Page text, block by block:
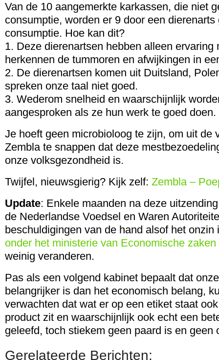
Van de 10 aangemerkte karkassen, die niet
consumptie, worden er 9 door een
consumptie. Hoe kan dit?
1. Deze dierenartsen hebben alleen ervaring
herkennen de tummoren en afwijkingen in
2. De dierenartsen komen uit Duitsland,
spreken onze taal niet goed.
3. Wederom snelheid en waarschijnlijk
aangesproken als ze hun werk te goed doen.
Je hoeft geen microbioloog te zijn, om uit de
Zembla te snappen dat deze
onze volksgezondheid is.
Twijfel, nieuwsgierig? Kijk zelf: Zembla –
Update: Enkele maanden na deze
de Nederlandse Voedsel en Waren
beschuldigingen van de hand alsof het
onder het ministerie van Economische zaken
weinig veranderen.
Pas als een volgend kabinet bepaalt dat
belangrijker is dan het economisch belang,
verwachten dat wat er op een etiket staat
product zit en waarschijnlijk ook echt een
geleefd, toch stiekem geen paard is en geen
Gerelateerde Berichten: